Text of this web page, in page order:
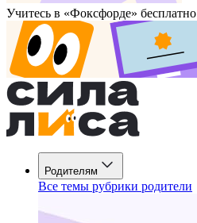
Учитесь в «Фоксфорде» бесплатно
Родителям
Все темы рубрики родители